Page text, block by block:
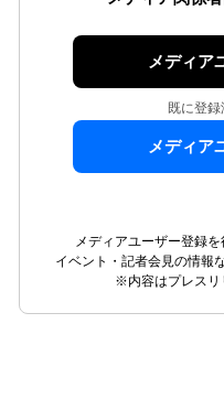
メディア
既に登録
メディア
メディアユーザー登録
イベント・記者会見の情報
※内容はプレスリ